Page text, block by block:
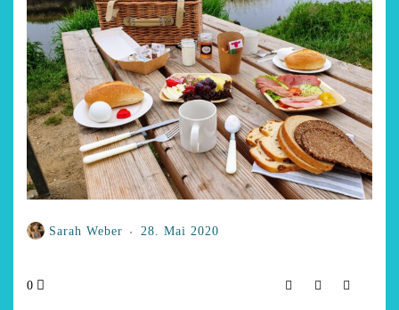
Sarah Weber 28. Mai 2020
0